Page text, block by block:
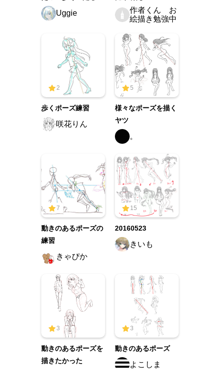
Uggie
作者くん お
絵描き勉強中
2
歩くポーズ練習
咲花りん
5
様々なポーズを描く
ヤツ
。
7
動きのあるポーズの
練習
きゃぴか
15
20160523
きいも
3
動きのあるポーズを
描きたかった
3
動きのあるポーズ
よこしま